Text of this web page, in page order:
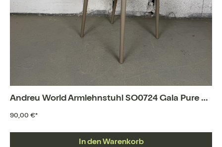
Andreu World Armlehnstuhl SO0724 Gala Pure ECO
90,00 €*
In den Warenkorb